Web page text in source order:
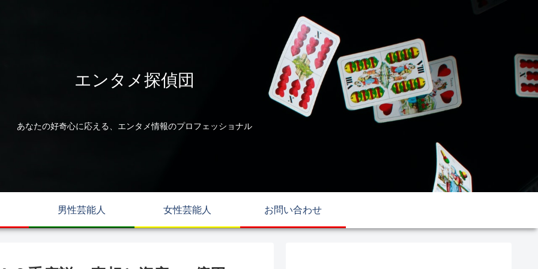
エンタメ探偵団
あなたの好奇心に応える、エンタメ情報のプロフェッショナル
男性芸能人 女性芸能人 お問い合わせ